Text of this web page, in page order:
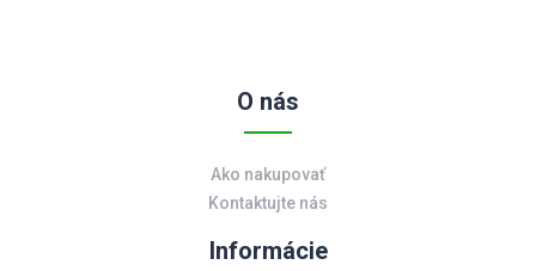
O nás
Ako nakupovať
Kontaktujte nás
Informácie